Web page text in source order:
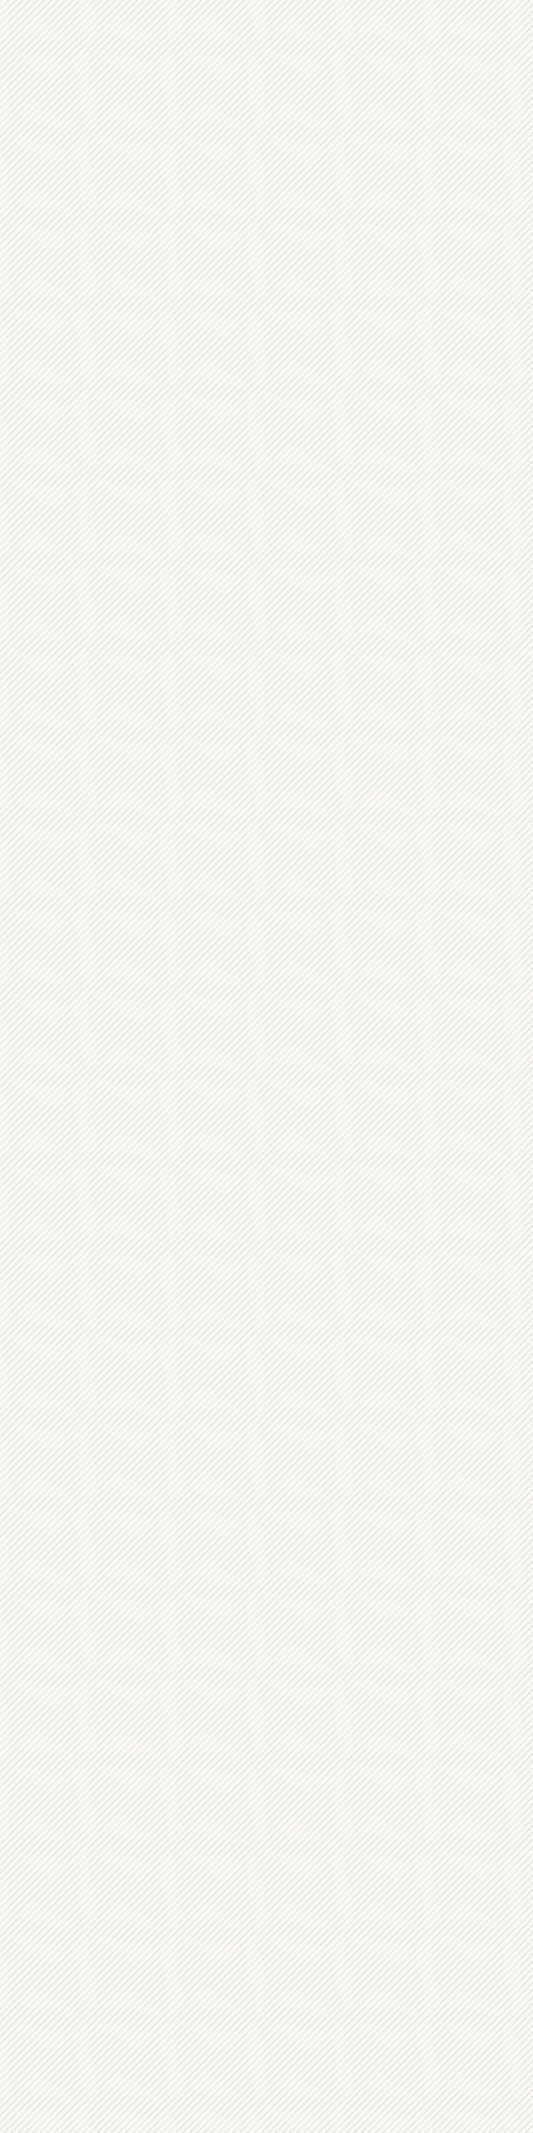
très bien en
Selon les
les résidents.
une très
spectacles,
spectacles et
Pour les
sont à
Temps
Zone
dates en
Nantes (44)
Coût
Contacts :
Lien vers les
Le voyage